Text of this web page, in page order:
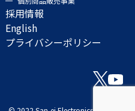
採用情報
English
プライバシーポリシー